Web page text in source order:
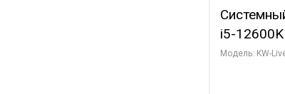
i5-
7, C10
Модель: KW-